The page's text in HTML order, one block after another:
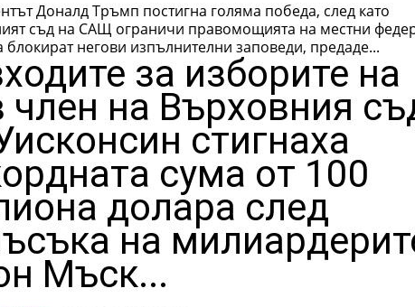
Доналд Тръмп постигна голяма победа, след като
съд на САЩ ограничи правомощията на местни
блокират негови изпълнителни заповеди, предаде...
за изборите на
член на Върховния
стигнаха
сума от 100
долара след
на
Мъск...